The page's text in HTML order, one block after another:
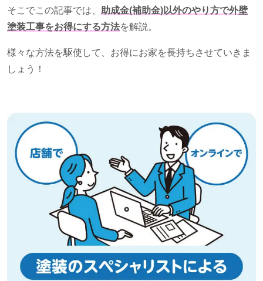
そこでこの記事では、 助成金(補助金)以外のやり方で外壁
塗装工事をお得にする方法を解説。
様々な方法を駆使して、お得にお家を長持ちさせていきま
しょう！